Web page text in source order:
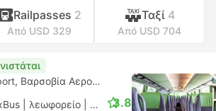
Railpasses 2
Από USD 329
Ταξί 4
Από USD 704
Warsaw Chopin Airport, Βαρσοβία Αεροδρόμιο
λεωφορείο Κανονικό
3.8